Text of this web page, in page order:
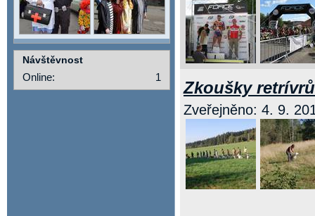
Zkoušky
Zveřejněno: 4. 9.
Návštěvnost
Online: 1